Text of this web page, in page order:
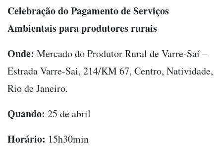
Celebração do Pagamento de Serviços
Ambientais para produtores rurais
Onde: Mercado do Produtor Rural de Varre-Saí –
Estrada Varre-Sai, 214/KM 67, Centro, Natividade,
Rio de Janeiro.
Quando: 25 de abril
Horário: 15h30min